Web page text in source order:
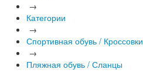
→
Категории
→
Спортивная обувь / Кроссовки
→
Пляжная обувь / Сланцы